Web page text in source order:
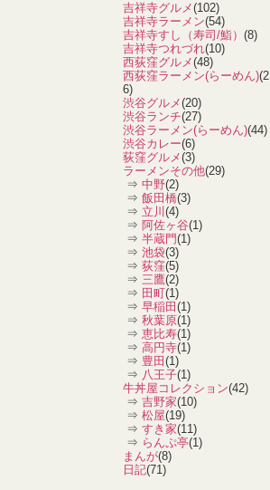
吉祥寺グルメ(102)
吉祥寺ラーメン(54)
吉祥寺すし（寿司/鮨） (8)
吉祥寺つれづれ(10)
西荻窪グルメ(48)
西荻窪ラーメン(らーめん)(2
6)
渋谷グルメ(20)
渋谷ランチ(27)
渋谷ラーメン(らーめん)(44)
渋谷カレー(6)
荻窪グルメ(3)
ラーメンその他(29)
⇒ 中野(2)
⇒ 飯田橋(3)
⇒ 立川 (4)
⇒ 阿佐ヶ谷(1)
⇒ 半蔵門(1)
⇒ 池袋(3)
⇒ 荻窪(5)
⇒ 三鷹(2)
⇒ 田町(1)
⇒ 早稲田 (1)
⇒ 秋葉原(1)
⇒ 恵比寿(1)
⇒ 高円寺(1)
⇒ 豊田 (1)
⇒ 八王子(1)
牛丼屋コレクション(42)
⇒ 吉野家(10)
⇒ 松屋(19)
⇒ すき家(11)
⇒ らんぷ亭(1)
まんが(8)
日記(71)